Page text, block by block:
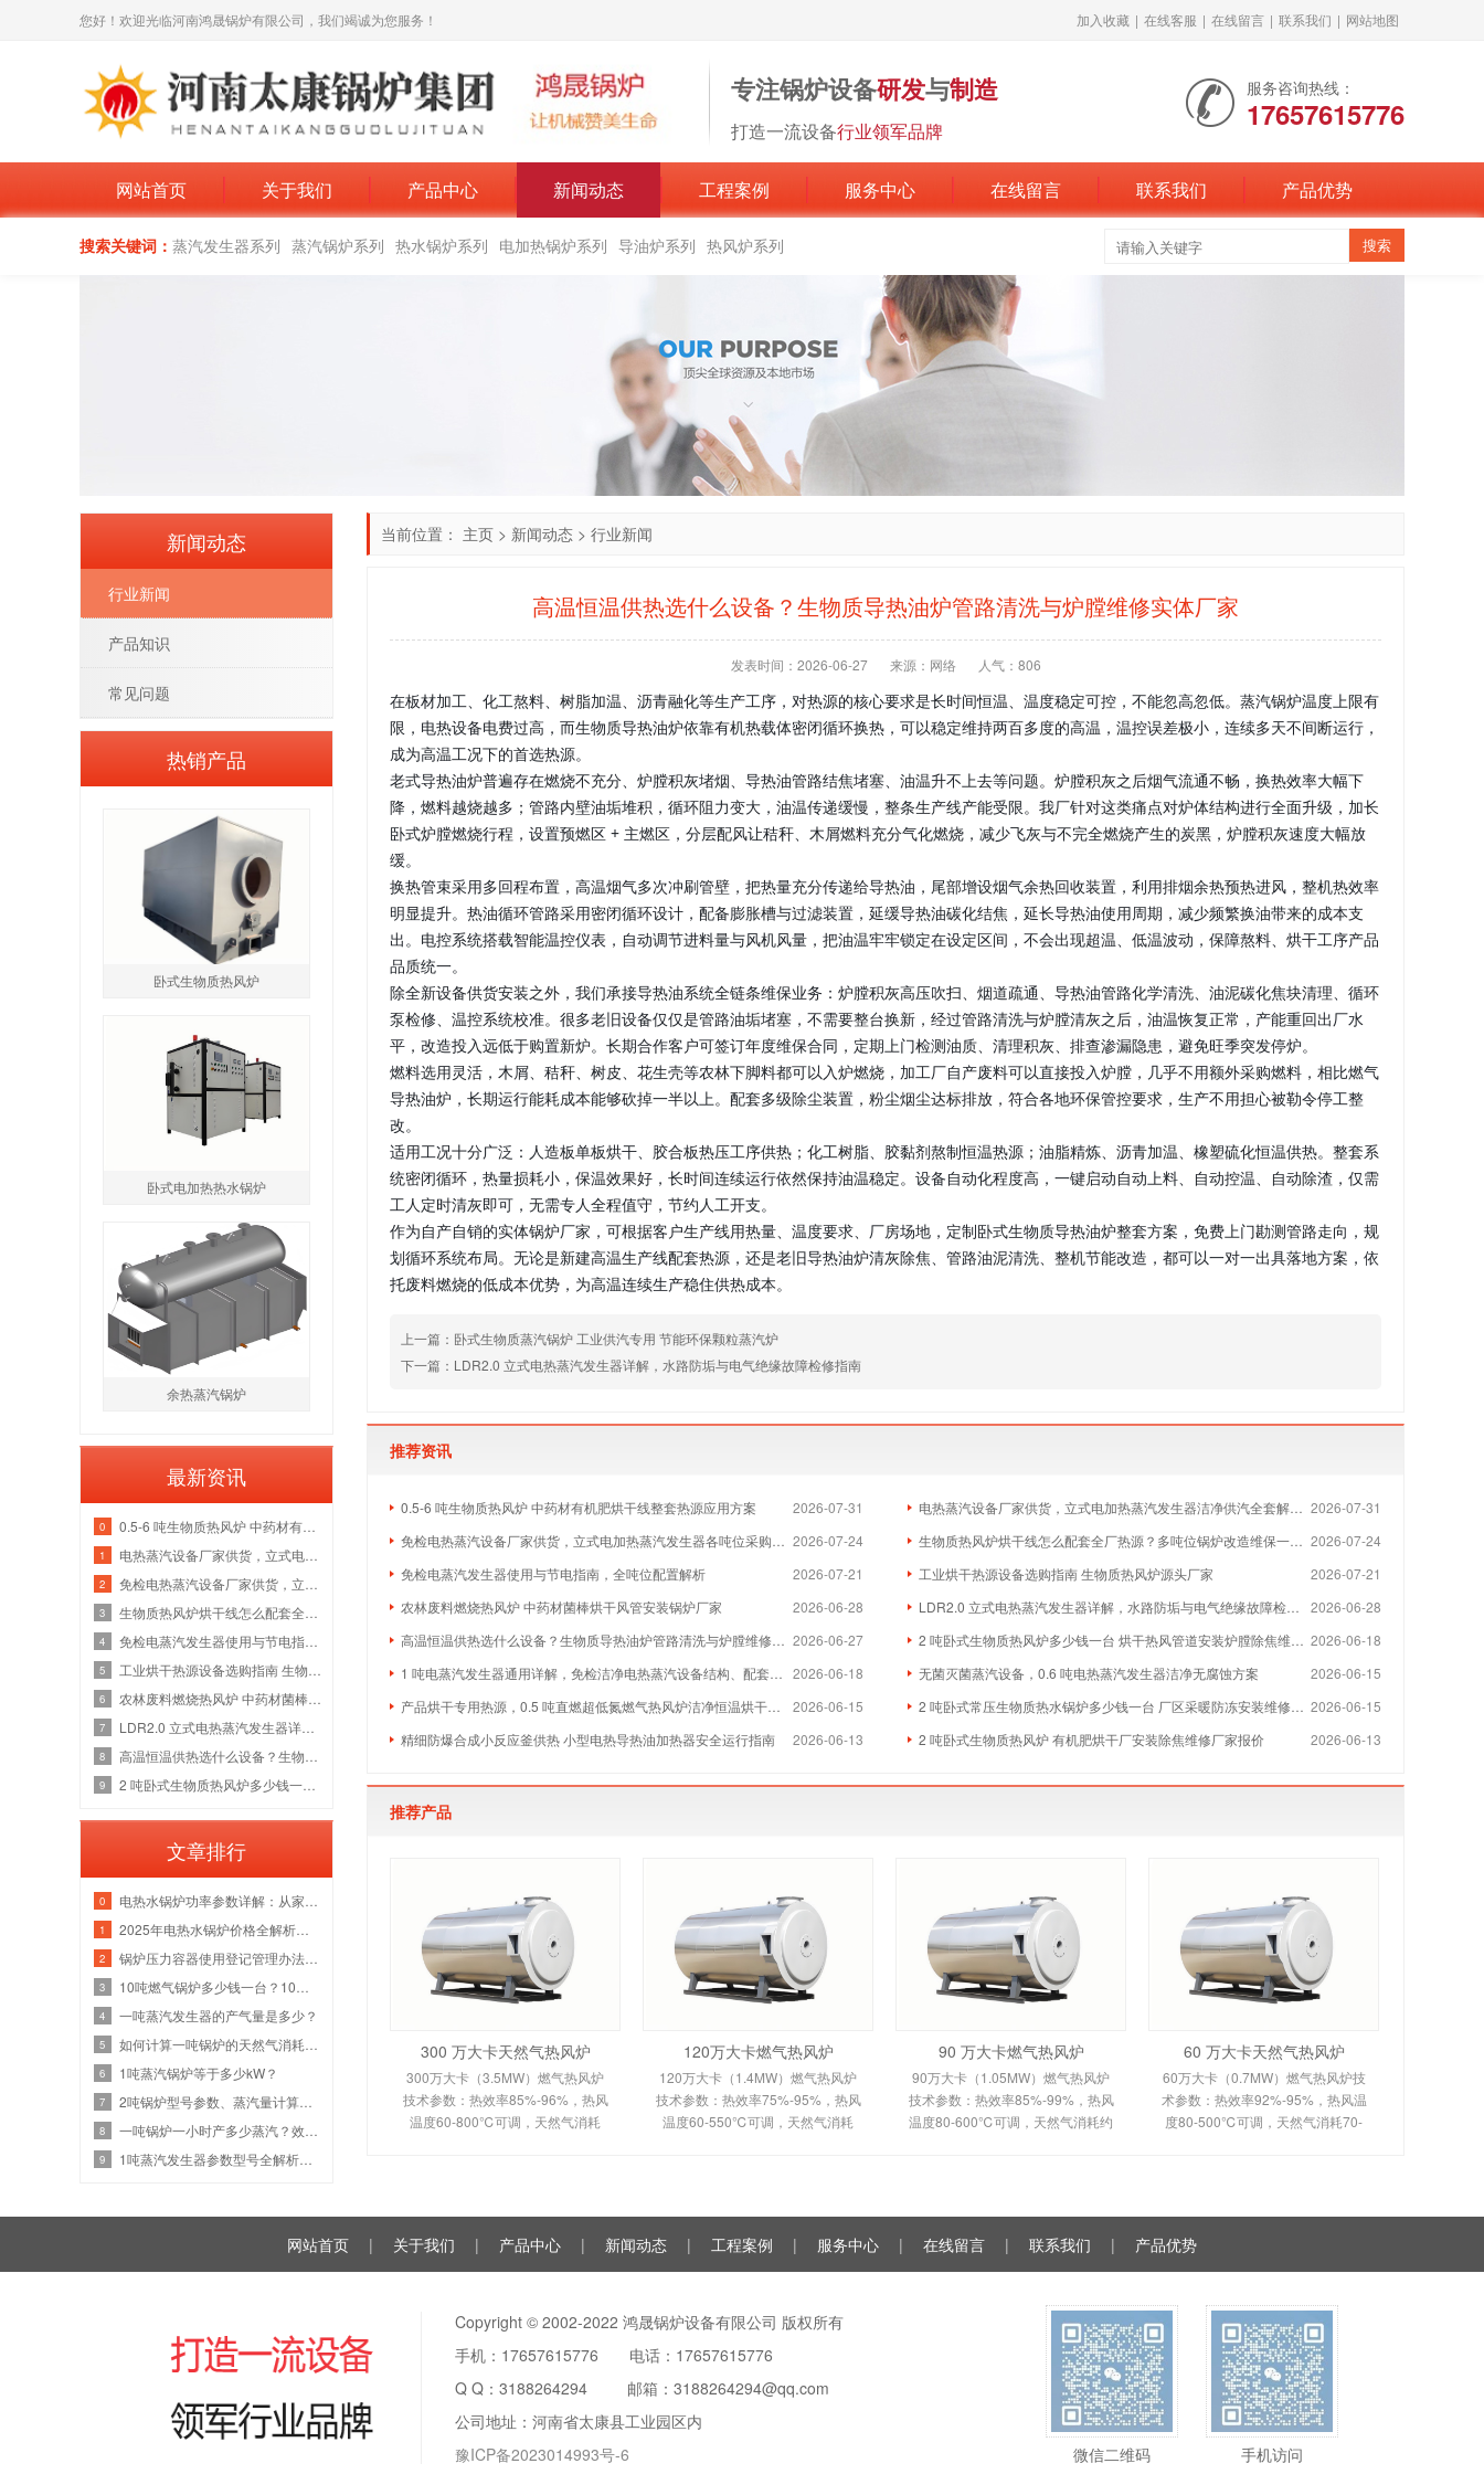
您好！欢迎光临河南鸿晟锅炉有限公司，我们竭诚为您服务！ 加入收藏 | 在线客服 | 在线留言 | 联系我们 | 网站地图
专注锅炉设备研发与制造
打造一流设备行业领军品牌
服务咨询热线：
17657615776
网站首页 关于我们 产品中心 新闻动态 工程案例 服务中心 在线留言 联系我们 产品优势
搜索关键词： 蒸汽发生器系列 蒸汽锅炉系列 热水锅炉系列 电加热锅炉系列 导油炉系列 热风炉系列
当前位置： 主页 > 新闻动态 > 行业新闻
高温恒温供热选什么设备？生物质导热油炉管路清洗与炉膛维修实体厂家
发表时间：2026-06-27 来源：网络 人气： 806
在板材加工、化工熬料、树脂加温、沥青融化等生产工序，对热源的核心要求是长时间恒温、温度稳定可控，不能忽高忽低。蒸汽锅炉温度上限有
限，电热设备电费过高，而生物质导热油炉依靠有机热载体密闭循环换热，可以稳定维持两百多度的高温，温控误差极小，连续多天不间断运行，
成为高温工况下的首选热源。
老式导热油炉普遍存在燃烧不充分、炉膛积灰堵烟、导热油管路结焦堵塞、油温升不上去等问题。炉膛积灰之后烟气流通不畅，换热效率大幅下
降，燃料越烧越多；管路内壁油垢堆积，循环阻力变大，油温传递缓慢，整条生产线产能受限。我厂针对这类痛点对炉体结构进行全面升级，加长
卧式炉膛燃烧行程，设置预燃区 + 主燃区，分层配风让秸秆、木屑燃料充分气化燃烧，减少飞灰与不完全燃烧产生的炭黑，炉膛积灰速度大幅放
缓。
换热管束采用多回程布置，高温烟气多次冲刷管壁，把热量充分传递给导热油，尾部增设烟气余热回收装置，利用排烟余热预热进风，整机热效率
明显提升。热油循环管路采用密闭循环设计，配备膨胀槽与过滤装置，延缓导热油碳化结焦，延长导热油使用周期，减少频繁换油带来的成本支
出。电控系统搭载智能温控仪表，自动调节进料量与风机风量，把油温牢牢锁定在设定区间，不会出现超温、低温波动，保障熬料、烘干工序产品
品质统一。
除全新设备供货安装之外，我们承接导热油系统全链条维保业务：炉膛积灰高压吹扫、烟道疏通、导热油管路化学清洗、油泥碳化焦块清理、循环
泵检修、温控系统校准。很多老旧设备仅仅是管路油垢堵塞，不需要整台换新，经过管路清洗与炉膛清灰之后，油温恢复正常，产能重回出厂水
平，改造投入远低于购置新炉。长期合作客户可签订年度维保合同，定期上门检测油质、清理积灰、排查渗漏隐患，避免旺季突发停炉。
燃料选用灵活，木屑、秸秆、树皮、花生壳等农林下脚料都可以入炉燃烧，加工厂自产废料可以直接投入炉膛，几乎不用额外采购燃料，相比燃气
导热油炉，长期运行能耗成本能够砍掉一半以上。配套多级除尘装置，粉尘烟尘达标排放，符合各地环保管控要求，生产不用担心被勒令停工整
改。
适用工况十分广泛：人造板单板烘干、胶合板热压工序供热；化工树脂、胶黏剂熬制恒温热源；油脂精炼、沥青加温、橡塑硫化恒温供热。整套系
统密闭循环，热量损耗小，保温效果好，长时间连续运行依然保持油温稳定。设备自动化程度高，一键启动自动上料、自动控温、自动除渣，仅需
工人定时清灰即可，无需专人全程值守，节约人工开支。
作为自产自销的实体锅炉厂家，可根据客户生产线用热量、温度要求、厂房场地，定制卧式生物质导热油炉整套方案，免费上门勘测管路走向，规
划循环系统布局。无论是新建高温生产线配套热源，还是老旧导热油炉清灰除焦、管路油泥清洗、整机节能改造，都可以一对一出具落地方案，依
托废料燃烧的低成本优势，为高温连续生产稳住供热成本。
上一篇：卧式生物质蒸汽锅炉 工业供汽专用 节能环保颗粒蒸汽炉
下一篇：LDR2.0 立式电热蒸汽发生器详解，水路防垢与电气绝缘故障检修指南
推荐资讯
2026-07-31
0.5-6 吨生物质热风炉 中药材有机肥烘干线整套热源应用方案 2026-07-31
电热蒸汽设备厂家供货，立式电加热蒸汽发生器洁净供汽全套解决方案
2026-07-24
免检电热蒸汽设备厂家供货，立式电加热蒸汽发生器各吨位采购成本分析 2026-07-24
生物质热风炉烘干线怎么配套全厂热源？多吨位锅炉改造维保一站式方案
2026-07-21
免检电蒸汽发生器使用与节电指南，全吨位配置解析 2026-07-21
工业烘干热源设备选购指南 生物质热风炉源头厂家
2026-06-28
农林废料燃烧热风炉 中药材菌棒烘干风管安装锅炉厂家 2026-06-28
LDR2.0 立式电热蒸汽发生器详解，水路防垢与电气绝缘故障检修指南
2026-06-27
高温恒温供热选什么设备？生物质导热油炉管路清洗与炉膛维修实体厂家 2026-06-18
2 吨卧式生物质热风炉多少钱一台 烘干热风管道安装炉膛除焦维修厂家
2026-06-18
1 吨电蒸汽发生器通用详解，免检洁净电热蒸汽设备结构、配套与维保全指南 2026-06-15
无菌灭菌蒸汽设备，0.6 吨电热蒸汽发生器洁净无腐蚀方案
2026-06-15
产品烘干专用热源，0.5 吨直燃超低氮燃气热风炉洁净恒温烘干方案 2026-06-15
2 吨卧式常压生物质热水锅炉多少钱一台 厂区采暖防冻安装维修厂家
2026-06-13
精细防爆合成小反应釜供热 小型电热导热油加热器安全运行指南 2026-06-13
2 吨卧式生物质热风炉 有机肥烘干厂安装除焦维修厂家报价
推荐产品
300 万大卡天然气热风炉
300万大卡（3.5MW）燃气热风炉
技术参数：热效率85%-96%，热风
温度60-800℃可调，天然气消耗
120万大卡燃气热风炉
120万大卡（1.4MW）燃气热风炉
技术参数：热效率75%-95%，热风
温度60-550℃可调，天然气消耗
90 万大卡燃气热风炉
90万大卡（1.05MW）燃气热风炉
技术参数：热效率85%-99%，热风
温度80-600℃可调，天然气消耗约
60 万大卡天然气热风炉
60万大卡（0.7MW）燃气热风炉技
术参数：热效率92%-95%，热风温
度80-500℃可调，天然气消耗70-
新闻动态
行业新闻
产品知识
常见问题
热销产品
卧式生物质热风炉
卧式电加热热水锅炉
余热蒸汽锅炉
最新资讯
0
1
2
3
4
5
6
7
8
9
文章排行
0
1
2
3
4 一吨蒸汽发生器的产气量是多少？
5
6 1吨蒸汽锅炉等于多少kW？
7
8
9
网站首页 | 关于我们 | 产品中心 | 新闻动态 | 工程案例 | 服务中心 | 在线留言 | 联系我们 | 产品优势
Copyright © 2002-2022 鸿晟锅炉设备有限公司 版权所有
手机：17657615776 电话：17657615776
Q Q： 3188264294 邮箱：3188264294@qq.com
公司地址：河南省太康县工业园区内
豫ICP备2023014993号-6
微信二维码 手机访问